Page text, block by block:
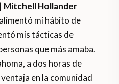
Mitchell Hollander
mi hábito de
mis tácticas de
que más amaba.
a dos horas de
en la comunidad